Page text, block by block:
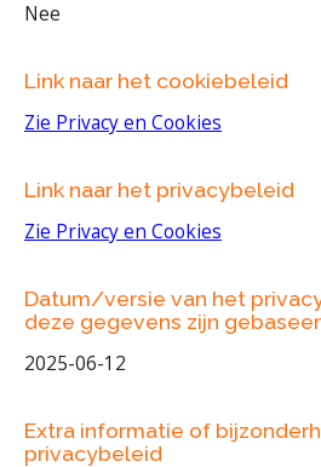
Nee
Link naar het cookiebeleid
Zie Privacy en Cookies
Link naar het privacybeleid
Zie Privacy en Cookies
Datum/versie van het
deze gegevens zijn
2025-06-12
Extra informatie of
privacybeleid